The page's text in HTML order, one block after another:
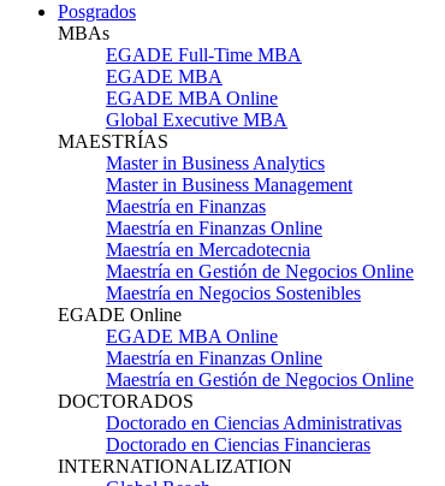
Posgrados
MBAs
EGADE Full-Time MBA
EGADE MBA
EGADE MBA Online
Global Executive MBA
MAESTRÍAS
Master in Business Analytics
Master in Business Management
Maestría en Finanzas
Maestría en Finanzas Online
Maestría en Mercadotecnia
Maestría en Gestión de Negocios Online
Maestría en Negocios Sostenibles
EGADE Online
EGADE MBA Online
Maestría en Finanzas Online
Maestría en Gestión de Negocios Online
DOCTORADOS
Doctorado en Ciencias Administrativas
Doctorado en Ciencias Financieras
INTERNATIONALIZATION